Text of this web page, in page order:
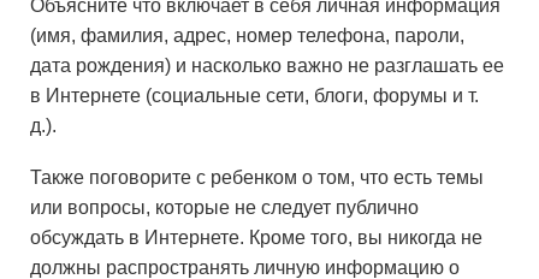
Объясните что включает в себя личная информация
(имя, фамилия, адрес, номер телефона, пароли,
дата рождения) и насколько важно не разглашать ее
в Интернете (социальные сети, блоги, форумы и т.
д.).
Также поговорите с ребенком о том, что есть темы
или вопросы, которые не следует публично
обсуждать в Интернете. Кроме того, вы никогда не
должны распространять личную информацию о